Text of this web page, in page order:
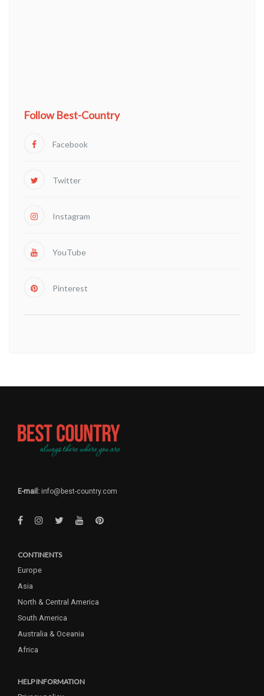
Follow Best-Country
Facebook
Twitter
Instagram
YouTube
Pinterest
E-mail: info@best-country.com
CONTINENTS
Europe
Asia
North & Central America
South America
Australia & Oceania
Africa
HELP INFORMATION